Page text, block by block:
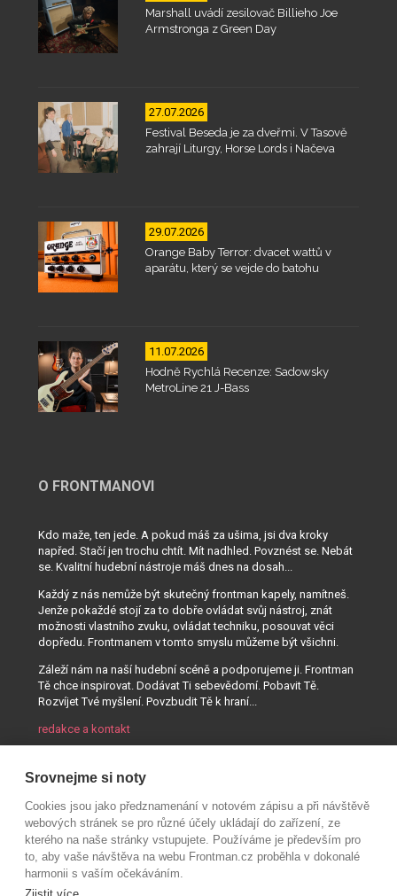
Marshall uvádí zesilovač Billieho Joe
Armstronga z Green Day
27.07.2026
Festival Beseda je za dveřmi. V Tasově
zahrají Liturgy, Horse Lords i Načeva
29.07.2026
Orange Baby Terror: dvacet wattů v
aparátu, který se vejde do batohu
11.07.2026
Hodně Rychlá Recenze: Sadowsky
MetroLine 21 J-Bass
O FRONTMANOVI
Kdo maže, ten jede. A pokud máš za ušima, jsi dva kroky
napřed. Stačí jen trochu chtít. Mít nadhled. Povznést se. Nebát
se. Kvalitní hudební nástroje máš dnes na dosah...
Každý z nás nemůže být skutečný frontman kapely, namítneš.
Jenže pokaždé stojí za to dobře ovládat svůj nástroj, znát
možnosti vlastního zvuku, ovládat techniku, posouvat věci
dopředu. Frontmanem v tomto smyslu můžeme být všichni.
Záleží nám na naší hudební scéně a podporujeme ji. Frontman
Tě chce inspirovat. Dodávat Ti sebevědomí. Pobavit Tě.
Rozvíjet Tvé myšlení. Povzbudit Tě k hraní...
redakce a kontakt
Srovnejme si noty
Cookies jsou jako předznamenání v notovém zápisu a při návštěvě
webových stránek se pro různé účely ukládají do zařízení, ze
kterého na naše stránky vstupujete. Používáme je především pro
to, aby vaše návštěva na webu Frontman.cz proběhla v dokonalé
harmonii s vaším očekáváním.